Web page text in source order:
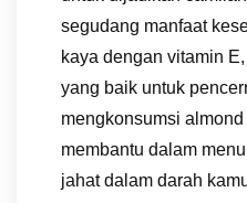
segudang manfaat
kaya dengan vitamin
yang baik untuk
mengkonsumsi
membantu dalam
jahat dalam darah